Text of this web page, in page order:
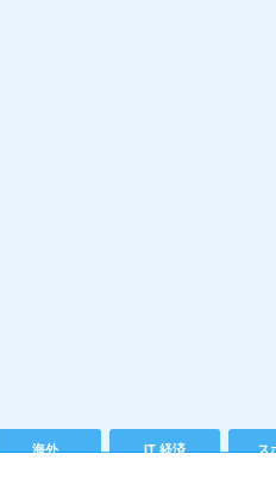
海外 IT 経済 ス